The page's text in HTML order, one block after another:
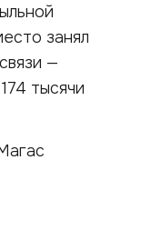
занял
—
тысячи